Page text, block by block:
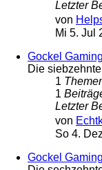
Letzter
von
Mi 5. Jul
Gockel
Die
1
1
Letzter
von
So 4.
Gockel